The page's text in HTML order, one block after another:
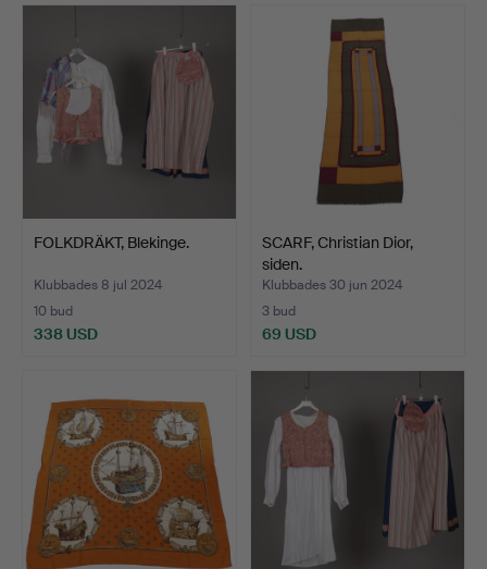
FOLKDRÄKT, Blekinge.
Klubbades 8 jul 2024
10 bud
338 USD
SCARF, Christian Dior,
siden.
Klubbades 30 jun 2024
3 bud
69 USD